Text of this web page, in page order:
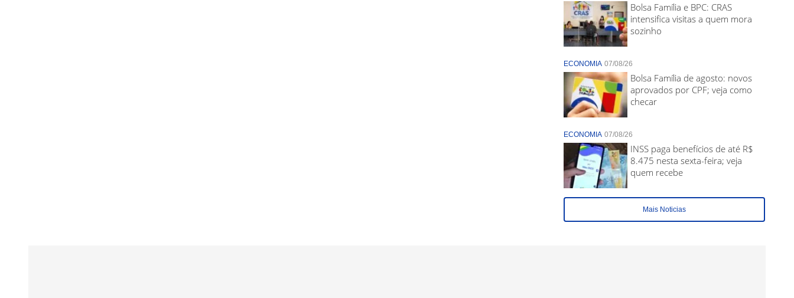
Bolsa Família e BPC: CRAS
intensifica visitas a quem mora
sozinho
ECONOMIA 07/08/26
Bolsa Família de agosto: novos
aprovados por CPF; veja como
checar
ECONOMIA 07/08/26
INSS paga benefícios de até R$
8.475 nesta sexta-feira; veja
quem recebe
Mais Noticias